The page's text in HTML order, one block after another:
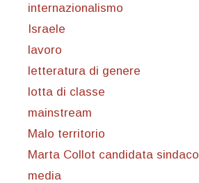
internazionalismo
Israele
lavoro
letteratura di genere
lotta di classe
mainstream
Malo territorio
Marta Collot candidata sindaco
media